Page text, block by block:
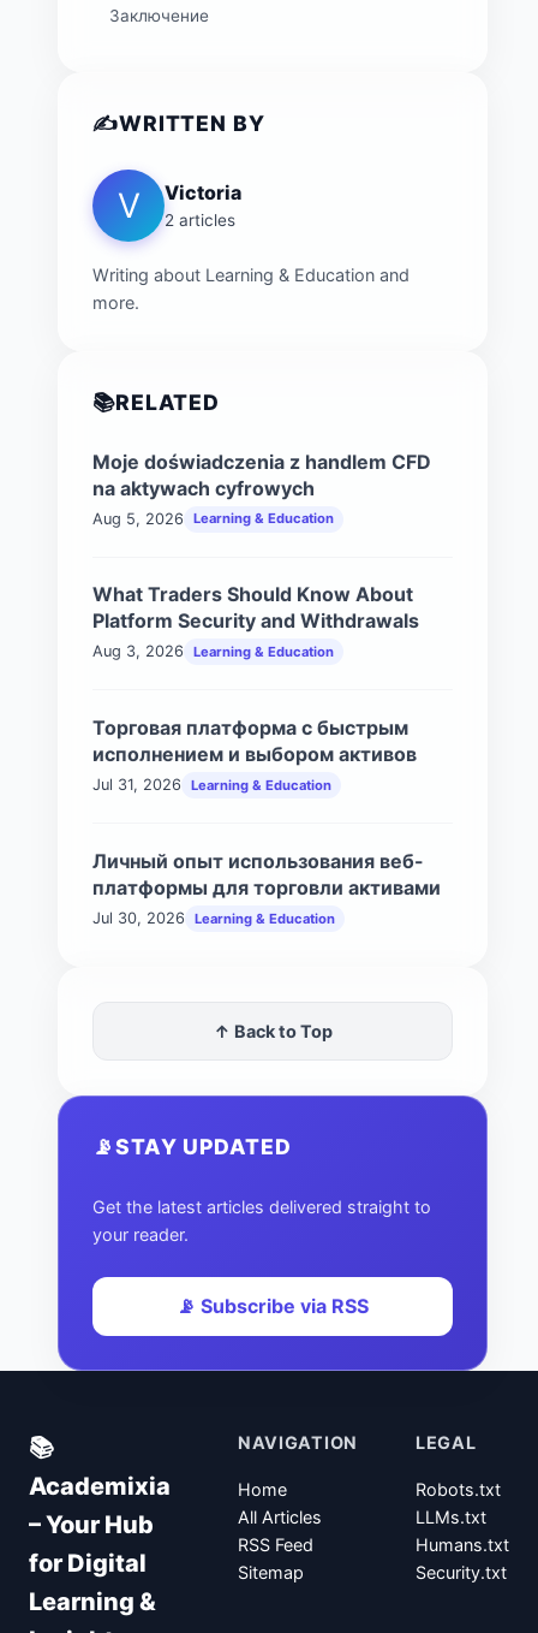
Заключение
✍️WRITTEN BY
V Victoria
2 articles
Writing about Learning & Education and
more.
📚RELATED
Moje doświadczenia z handlem CFD
na aktywach cyfrowych
Aug 5, 2026 Learning & Education
What Traders Should Know About
Platform Security and Withdrawals
Aug 3, 2026 Learning & Education
Торговая платформа с быстрым
исполнением и выбором активов
Jul 31, 2026 Learning & Education
Личный опыт использования веб-
платформы для торговли активами
Jul 30, 2026 Learning & Education
↑ Back to Top
📡STAY UPDATED
Get the latest articles delivered straight to
your reader.
📡 Subscribe via RSS
📚
Academixia
– Your Hub
for Digital
Learning &
NAVIGATION
Home
All Articles
RSS Feed
Sitemap
LEGAL
Robots.txt
LLMs.txt
Humans.txt
Security.txt